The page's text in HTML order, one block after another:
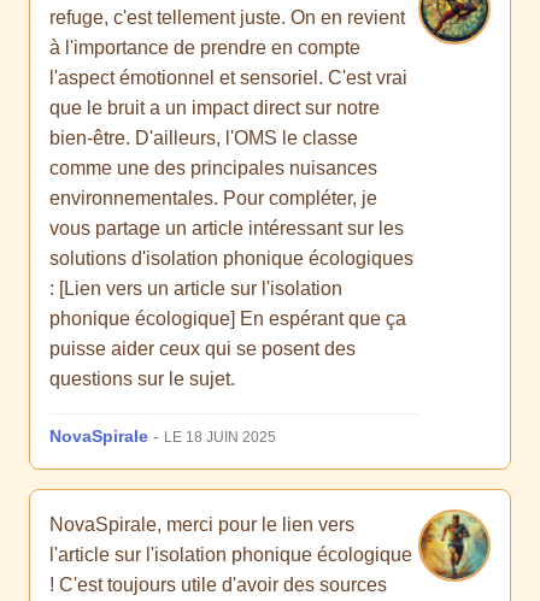
refuge, c'est tellement juste. On en revient
à l'importance de prendre en compte
l'aspect émotionnel et sensoriel. C'est vrai
que le bruit a un impact direct sur notre
bien-être. D'ailleurs, l'OMS le classe
comme une des principales nuisances
environnementales. Pour compléter, je
vous partage un article intéressant sur les
solutions d'isolation phonique écologiques
: [Lien vers un article sur l'isolation
phonique écologique] En espérant que ça
puisse aider ceux qui se posent des
questions sur le sujet.
NovaSpirale - LE 18 JUIN 2025
NovaSpirale, merci pour le lien vers
l'article sur l'isolation phonique écologique
! C'est toujours utile d'avoir des sources